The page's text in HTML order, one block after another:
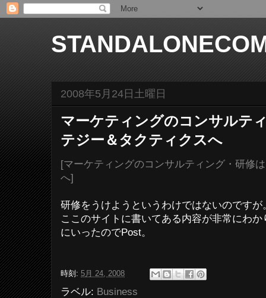
2008年5月24日土曜日
マーケティングのコンサルテ
テジー＆タクティクスへ
[マーケティングのコンサルティング・研修
へ]
研修をうけようというわけではないのですが
ここのサイトに書いてある内容が非常にわ
にいったのでPost。
時刻: 5月 24, 2008
ラベル: Business